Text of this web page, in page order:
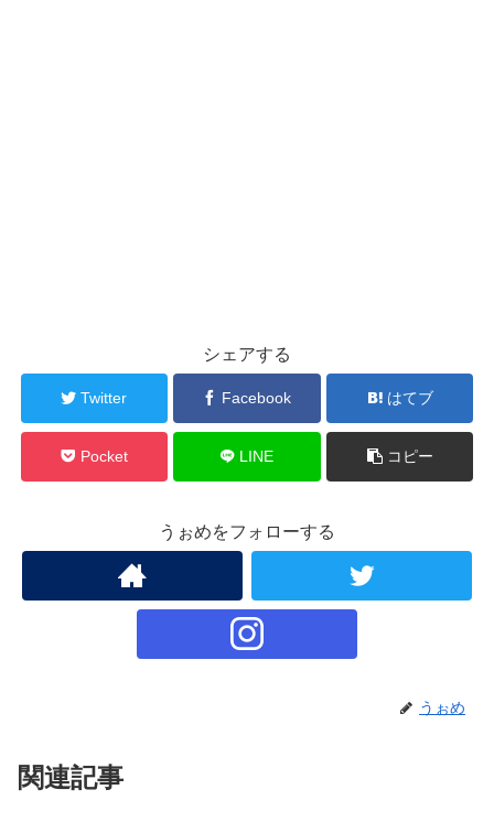
シェアする
Twitter Facebook はてブ
Pocket LINE コピー
うぉめをフォローする
うぉめ
関連記事